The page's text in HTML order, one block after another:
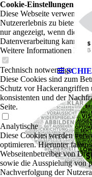
Cookie-Einstellungen
Diese Webseite verwendet
Nutzererlebnis zu bieten.
nur angezeigt, wenn die
Datenverarbeitung kann
Weitere Informationen
Technisch notwendige
Diese Cookies sind zum
Schutz vor Hackerangriffen
konsistenten und der
Seite.
Analytische
Diese Cookies werden
optimieren. Hierunter fallen
Webseitenbetreiber von
sowie die Ausspielung von
Nachverfolgung der